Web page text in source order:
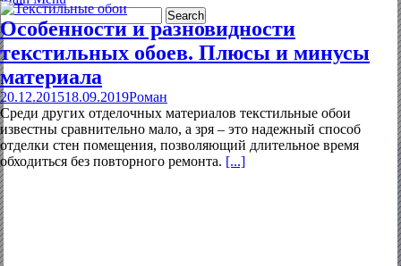
Особенности и разновидности
текстильных обоев. Плюсы и минусы
материала
20.12.201518.09.2019Роман
Среди других отделочных материалов текстильные обои
известны сравнительно мало, а зря – это надежный способ
отделки стен помещения, позволяющий длительное время
обходиться без повторного ремонта. [...]